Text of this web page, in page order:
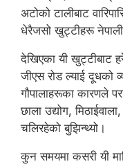
अटोको टालीबाट
धेरैजसो खुट्टीहरू
देखिएका यी खुट्टीबाट
जीएस रोड ल्याई दूधको
गौपालाहरूका कारणले
छाला उद्योग,
चलिरहेको बुझिन्थ्यो।
कुन समयमा कसरी यी